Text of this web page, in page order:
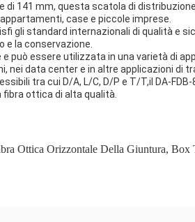
di 141 mm, questa scatola di
case e piccole imprese.
gli standard internazionali di qualità e
la conservazione.
può essere utilizzata in una varietà di
nei data center e in altre applicazioni di
tra cui D/A, L/C, D/P e T/T,il DA-
ottica di alta qualità.
Ottica Orizzontale Della Giuntura, Box